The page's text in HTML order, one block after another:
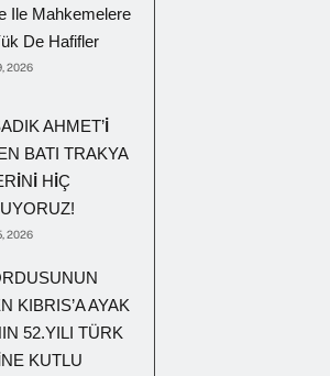
Ile Mahkemelere
De Hafifler
2026
AHMET’İ
BATI TRAKYA
HİÇ
2026
KIBRIS’A AYAK
52.YILI TÜRK
KUTLU